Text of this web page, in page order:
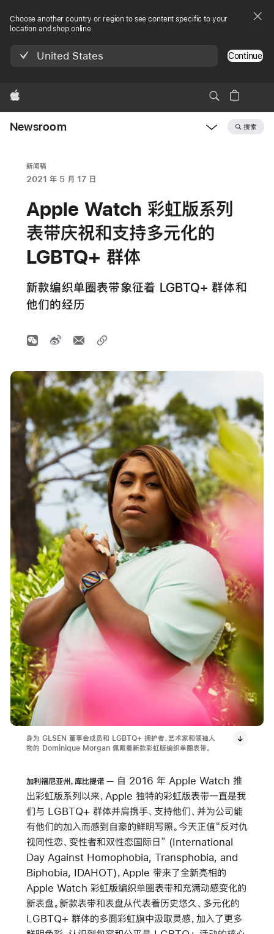
Choose another country or region to see content specific to your
location and shop online.
United States Continue
Apple
Newsroom 搜索
新闻稿
2021 年 5 月 17 日
Apple Watch 彩虹版系列
表带庆祝和支持多元化的
LGBTQ+ 群体
新款编织单圈表带象征着 LGBTQ+ 群体和
他们的经历
身为 GLSEN 董事会成员和 LGBTQ+ 拥护者、艺术家和领袖人
物的 Dominique Morgan 佩戴着新款彩虹版编织单圈表带。
加利福尼亚州，库比提诺
自 2016 年 Apple Watch 推
出彩虹版系列以来，Apple 独特的彩虹版表带一直是我
们与 LGBTQ+ 群体并肩携手、支持他们、并为公司能
有他们的加入而感到自豪的鲜明写照。今天正值“反对仇
视同性恋、变性者和双性恋国际日” (International
Day Against Homophobia, Transphobia, and
Biphobia, IDAHOT)，Apple 带来了全新亮相的
Apple Watch 彩虹版编织单圈表带和充满动感变化的
新表盘。新款表带和表盘从代表着历史悠久、多元化的
LGBTQ+ 群体的多面彩虹旗中汲取灵感，加入了更多